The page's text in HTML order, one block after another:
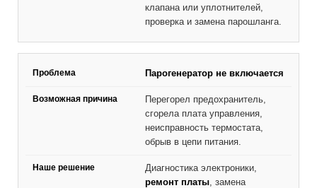
клапана или уплотнителей,
проверка и замена парошланга.
Парогенератор не включается
Перегорел предохранитель,
сгорела плата управления,
неисправность термостата,
обрыв в цепи питания.
Диагностика электроники,
ремонт платы , замена